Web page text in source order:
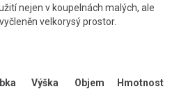
nejen v koupelnách malých, ale
velkorysý prostor.
Výška
Objem
Hmotnost